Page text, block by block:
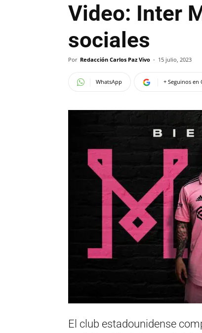
Video: Inter
sociales
Por Redacción Carlos Paz Vivo - 15 julio, 2023
WhatsApp + Seguinos en
El club estadounidense